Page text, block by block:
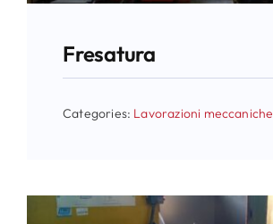
Fresatura
Categories: Lavorazioni meccaniche